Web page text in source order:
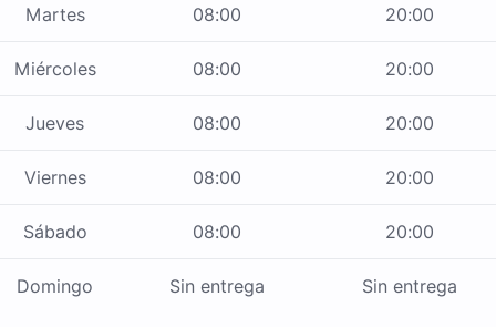
Martes 08:00 20:00
Miércoles 08:00 20:00
Jueves 08:00 20:00
Viernes 08:00 20:00
Sábado 08:00 20:00
Domingo Sin entrega Sin entrega